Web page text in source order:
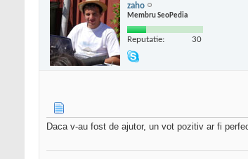
zaho
Membru SeoPedia
Reputatie: 30
Daca v-au fost de ajutor, un vot pozitiv ar fi